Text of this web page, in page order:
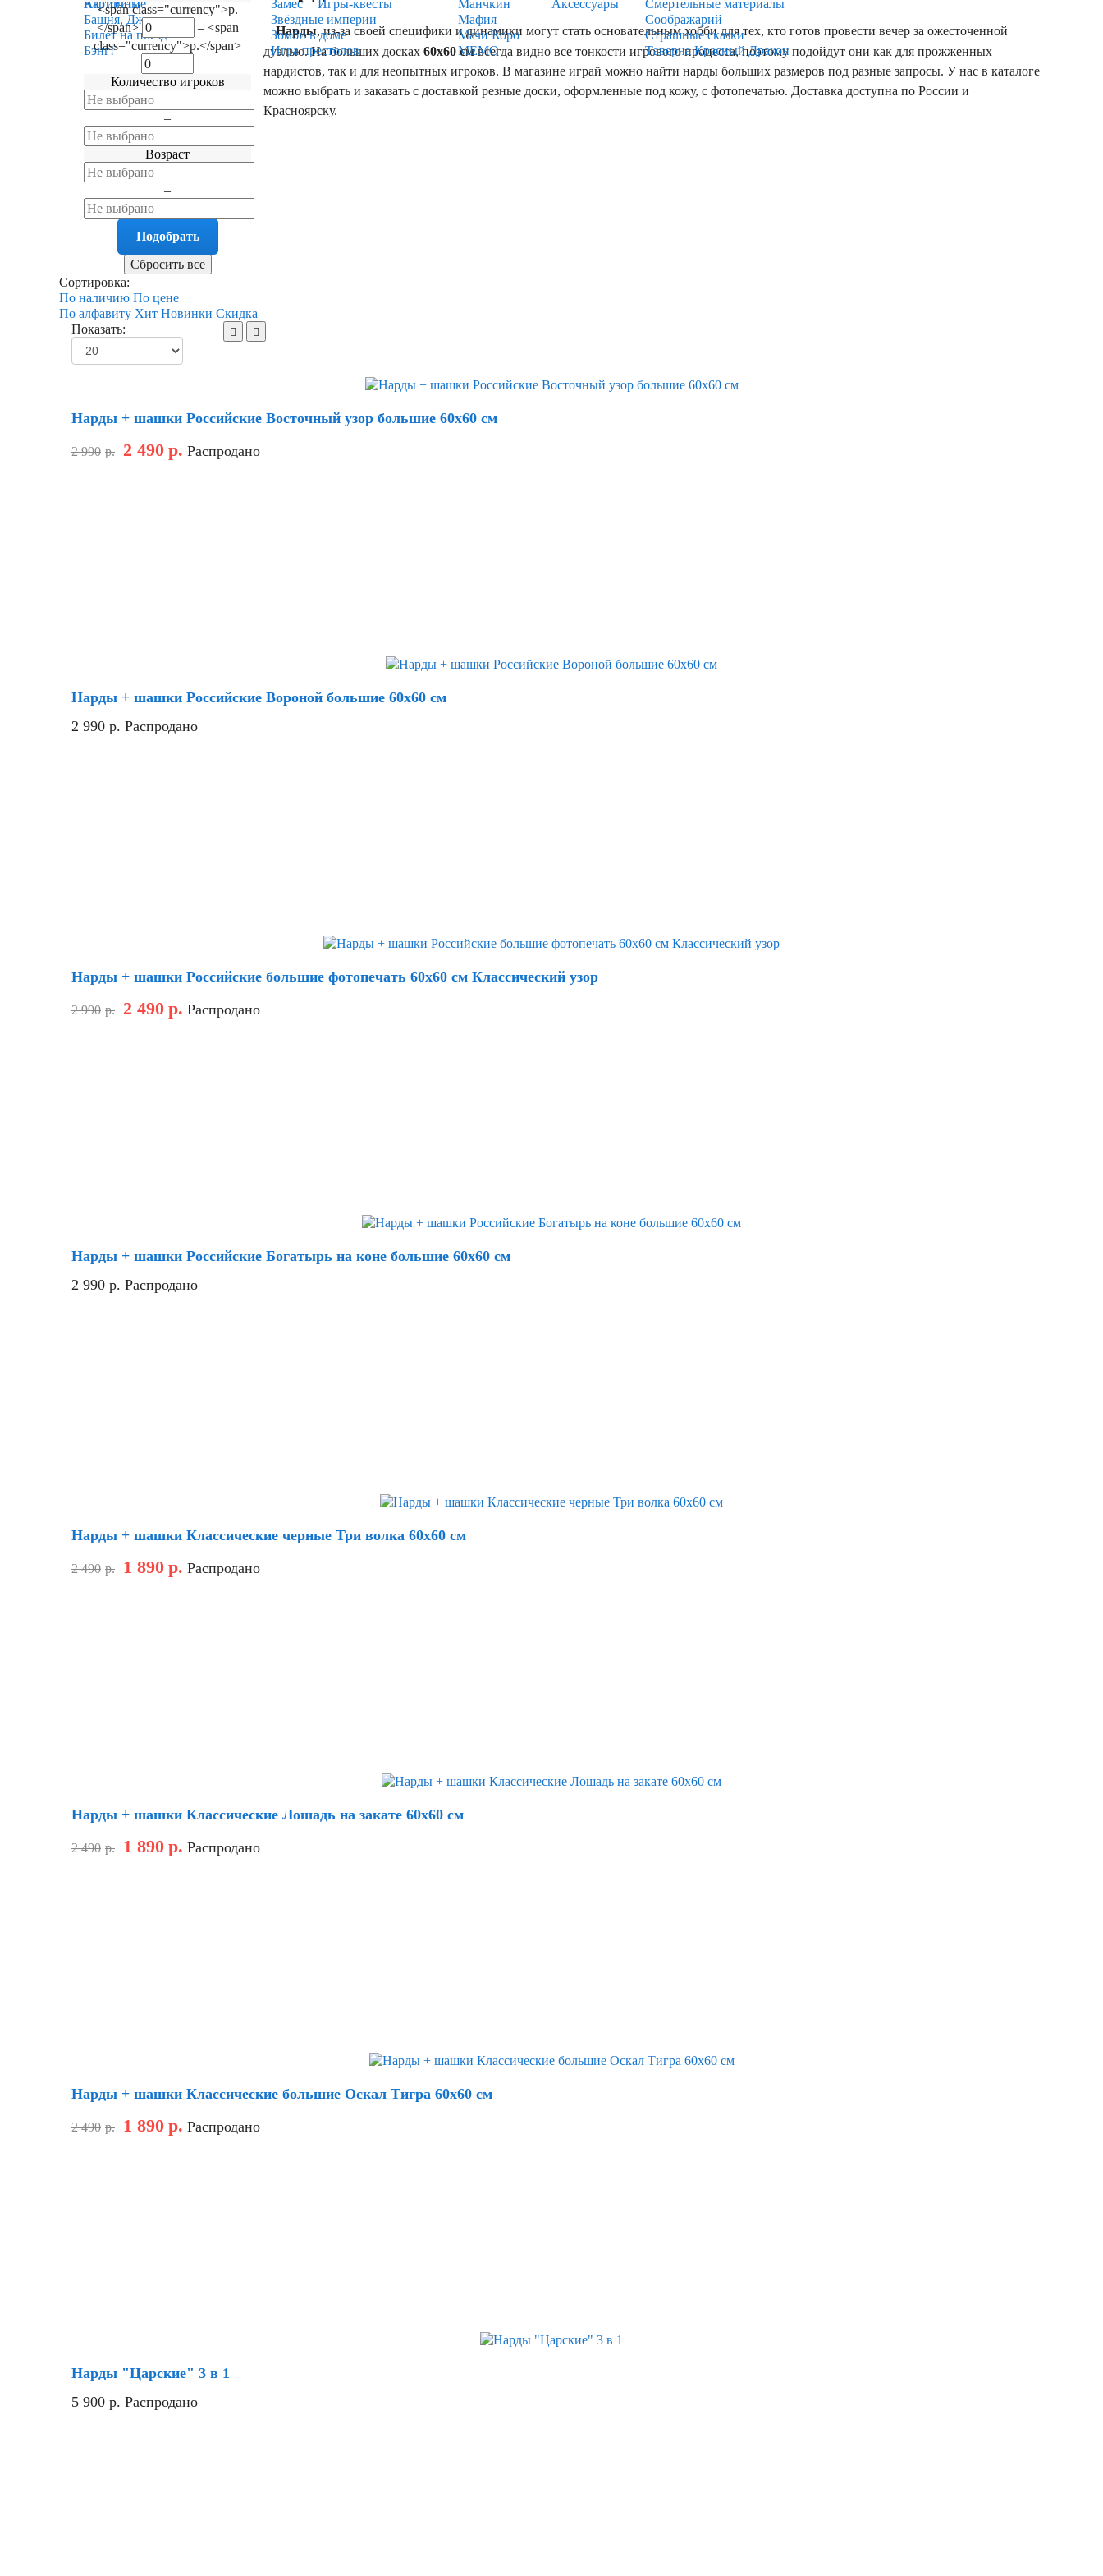
Карточные
Игры-квесты
Аксессуары
Активити
Башня, Дженга
Билет на поезд
Бэнг!
Замес
Звёздные империи
Зомби в доме
Игра престолов
Манчкин
Мафия
Мачи Коро
МЕМО
Смертельные материалы
Соображарий
Страшные сказки
Таверна Красный Дракон
<span class="currency">р.
</span>
– <span
class="currency">р.</span>
Количество игроков
–
Возраст
–
Нарды, из-за своей специфики и динамики могут стать основательным хобби для тех, кто готов провести вечер за ожесточенной
дуэлью. На больших досках 60х60 смвсегда видно все тонкости игрового процесса, поэтому подойдут они как для прожженных
нардистов, так и для неопытных игроков. В магазине играй можно найти нарды больших размеров под разные запросы. У нас в каталоге
можно выбрать и заказать с доставкой резные доски, оформленные под кожу, с фотопечатью. Доставка доступна по России и
Красноярску.
Сортировка:
По наличию По цене
По алфавиту Хит Новинки Скидка
Показать:
Нарды + шашки Российские Восточный узор большие 60х60 см
2 990 р. 2 490 р. Распродано
Нарды + шашки Российские Вороной большие 60х60 см
2 990 р. Распродано
Нарды + шашки Российские большие фотопечать 60х60 см Классический узор
2 990 р. 2 490 р. Распродано
Нарды + шашки Российские Богатырь на коне большие 60x60 см
2 990 р. Распродано
Нарды + шашки Классические черные Три волка 60х60 см
2 490 р. 1 890 р. Распродано
Нарды + шашки Классические Лошадь на закате 60х60 см
2 490 р. 1 890 р. Распродано
Нарды + шашки Классические большие Оскал Тигра 60х60 см
2 490 р. 1 890 р. Распродано
Нарды "Царские" 3 в 1
5 900 р. Распродано